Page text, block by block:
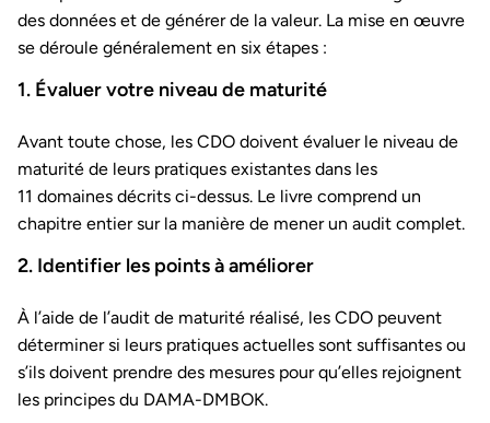
des données et de générer de la valeur. La mise en œuvre
se déroule généralement en six étapes :
1. Évaluer votre niveau de maturité
Avant toute chose, les CDO doivent évaluer le niveau de
maturité de leurs pratiques existantes dans les
11 domaines décrits ci-dessus. Le livre comprend un
chapitre entier sur la manière de mener un audit complet.
2. Identifier les points à améliorer
À l’aide de l’audit de maturité réalisé, les CDO peuvent
déterminer si leurs pratiques actuelles sont suffisantes ou
s’ils doivent prendre des mesures pour qu’elles rejoignent
les principes du DAMA-DMBOK.